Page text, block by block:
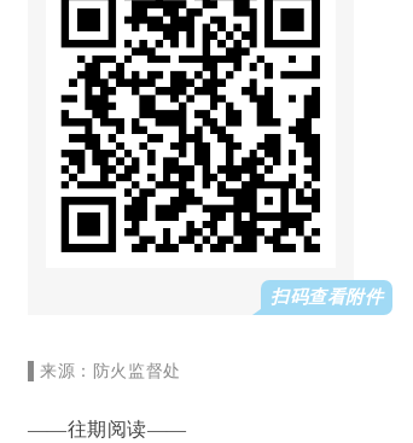
扫码查看附件
▌来源：防火监督处
——往期阅读——